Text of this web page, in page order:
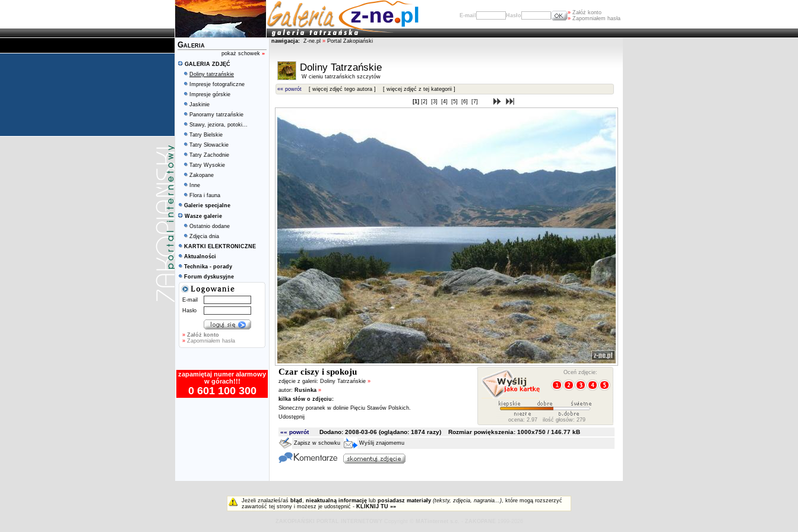
E-mail Hasło » Załóż konto
» Zapomniałem hasła
Galeria
pokaż schowek »
GALERIA ZDJĘĆ
Doliny tatrzańskie
Impresje fotograficzne
Impresje górskie
Jaskinie
Panoramy tatrzańskie
Stawy, jeziora, potoki...
Tatry Bielskie
Tatry Słowackie
Tatry Zachodnie
Tatry Wysokie
Zakopane
Inne
Flora i fauna
Galerie specjalne
Wasze galerie
Ostatnio dodane
Zdjęcia dnia
KARTKI ELEKTRONICZNE
Aktualności
Technika - porady
Forum dyskusyjne
E-mail
Hasło
» Załóż konto
» Zapomniałem hasła
zapamiętaj numer alarmowy
w górach!!!
0 601 100 300
nawigacja: Z-ne.pl » Portal Zakopiański
Doliny Tatrzańskie
W cieniu tatrzańskich szczytów
«« powrót [ więcej zdjęć tego autora ] [ więcej zdjęć z tej kategorii ]
[1] [2] [3] [4] [5] [6] [7]
Czar ciszy i spokoju
zdjęcie z galerii: Doliny Tatrzańskie »
autor: Rusinka »
kilka słów o zdjęciu:
Słoneczny poranek w dolinie Pięciu Stawów Polskich.
Udostępnij
Oceń zdjęcie:
ocena: 2.97 ilość głosów: 279
«« powrótDodano: 2008-03-06 (oglądano: 1874razy) Rozmiar powiększenia: 1000x750 / 146.77 kB
Zapisz w schowku Wyślij znajomemu
Jeżeli znalazłeś/aś błąd , nieaktualną informację lub posiadasz materiały (teksty, zdjęcia, nagrania...), które mogą rozszerzyć
zawartość tej strony i możesz je udostępnić - KLIKNIJ TU »»